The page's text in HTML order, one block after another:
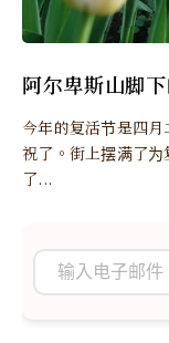
阿尔卑斯山脚
今年的复活节是四
祝了。街上摆满了
了...